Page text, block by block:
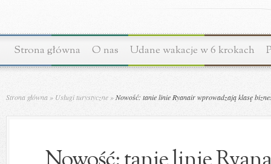
Strona główna O nas Udane wakacje w 6 krokach
Strona główna » Usługi turystyczne »Nowość: tanie linie Ryanair wprowadzają klasę